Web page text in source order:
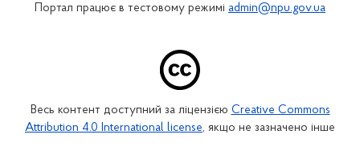
Портал працює в тестовому режимі admin@npu.gov.ua
Весь контент доступний за ліцензією Creative Commons
Attribution 4.0 International license, якщо не зазначено інше